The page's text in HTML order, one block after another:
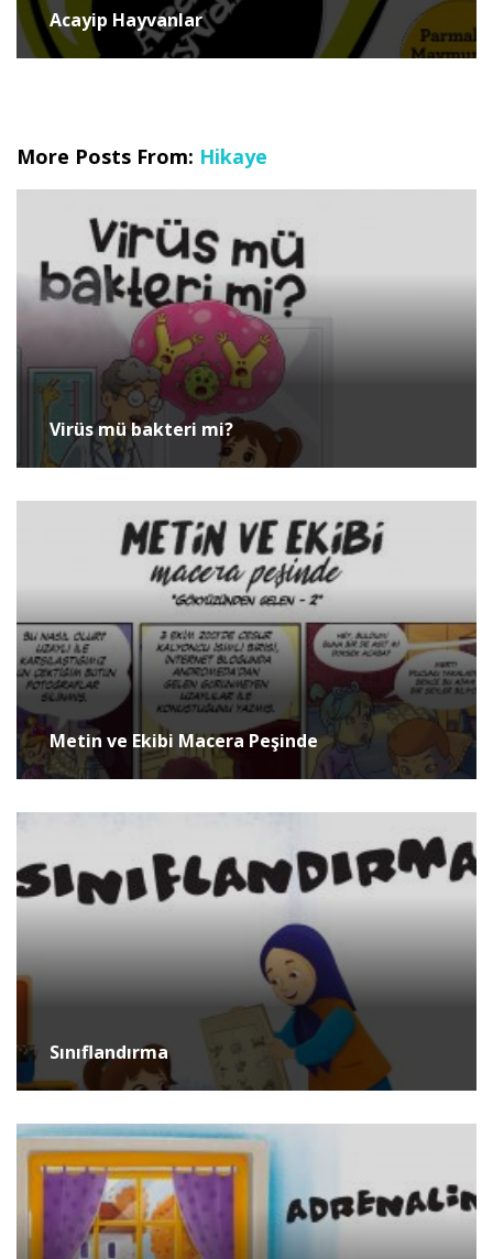
Acayip Hayvanlar
More Posts From: Hikaye
Virüs mü bakteri mi?
Metin ve Ekibi Macera Peşinde
Sınıflandırma